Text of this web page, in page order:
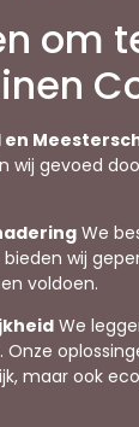
om
wij gevoed
We
wij
voldoen.
We
Onze
maar ook